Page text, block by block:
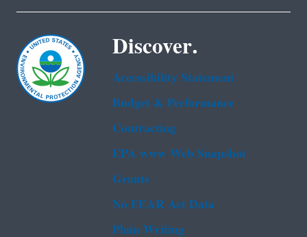
Discover.
Accessibility Statement
Budget & Performance
Contracting
EPA www Web Snapshot
Grants
No FEAR Act Data
Plain Writing